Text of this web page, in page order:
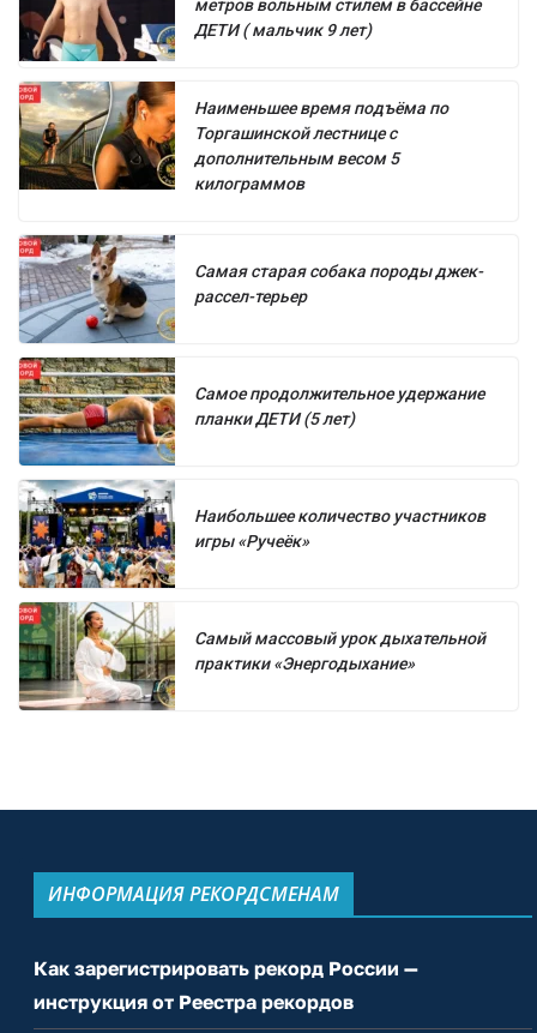
метров вольным стилем в бассейне
ДЕТИ ( мальчик 9 лет)
Наименьшее время подъёма по
Торгашинской лестнице с
дополнительным весом 5
килограммов
Самая старая собака породы джек-
рассел-терьер
Самое продолжительное удержание
планки ДЕТИ (5 лет)
Наибольшее количество участников
игры «Ручеёк»
Самый массовый урок дыхательной
практики «Энергодыхание»
ИНФОРМАЦИЯ РЕКОРДСМЕНАМ
Как зарегистрировать рекорд России —
инструкция от Реестра рекордов